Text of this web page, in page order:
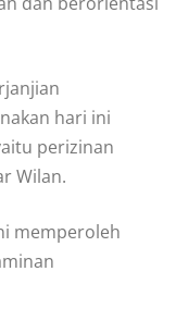
hari ini
perizinan
Wilan.
memperoleh